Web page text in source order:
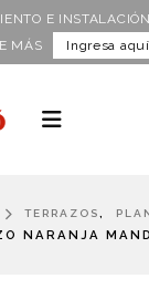
E INSTALACIÓN
MÁS Ingresa aquí
TERRAZOS,
NARANJA